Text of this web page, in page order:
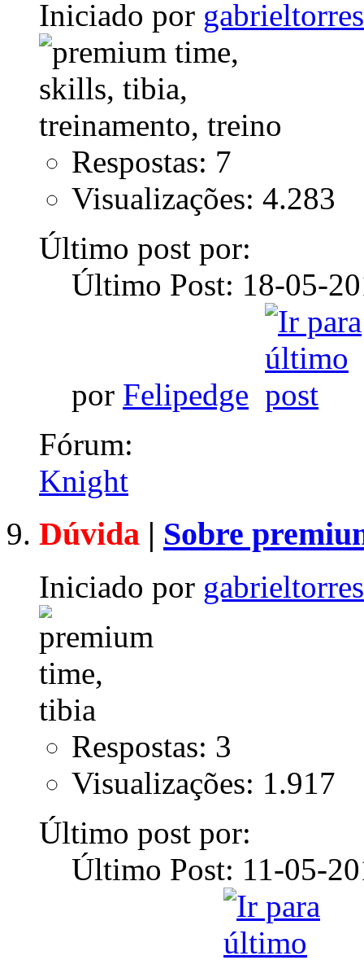
Iniciado por
Respostas: 7
Visualizações: 4.283
Último post por:
Último Post: 18-05-
por Felipedge
Fórum:
Knight
Dúvida | Sobre
Iniciado por
Respostas: 3
Visualizações: 1.917
Último post por:
Último Post: 11-05-